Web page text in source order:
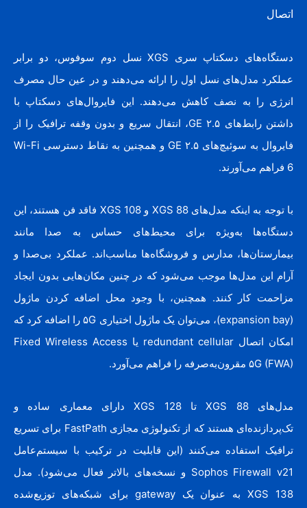
اتصال
دستگاه‌های دسکتاپ سری XGS نسل دوم سوفوس، دو برابر
عملکرد مدل‌های نسل اول را ارائه می‌دهند و در عین حال مصرف
انرژی را به نصف کاهش می‌دهند. این فایروال‌های دسکتاپ با
داشتن رابط‌های ۲.۵ GE، انتقال سریع و بدون وقفه ترافیک را از
فایروال به سوئیچ‌های ۲.۵ GE و همچنین به نقاط دسترسی Wi-Fi
6 فراهم می‌آورند.
با توجه به اینکه مدل‌های XGS 88 و XGS 108 فاقد فن هستند، این
دستگاه‌ها به‌ویژه برای محیط‌های حساس به صدا مانند
بیمارستان‌ها، مدارس و فروشگاه‌ها مناسب‌اند. عملکرد بی‌صدا و
آرام این مدل‌ها موجب می‌شود که در چنین مکان‌هایی بدون ایجاد
مزاحمت کار کنند. همچنین، با وجود محل اضافه کردن ماژول
(expansion bay)، می‌توان یک ماژول اختیاری ۵G را اضافه کرد که
امکان اتصال redundant cellular یا Fixed Wireless Access
۵G (FWA) مقرون‌به‌صرفه را فراهم می‌آورد.
مدل‌های XGS 88 تا XGS 128 دارای معماری ساده و
تک‌پردازنده‌ای هستند که از تکنولوژی مجازی FastPath برای تسریع
ترافیک استفاده می‌کنند (این قابلیت در ترکیب با سیستم‌عامل
Sophos Firewall v21 و نسخه‌های بالاتر فعال می‌شود). مدل
XGS 138 به عنوان یک gateway برای شبکه‌های توزیع‌شده